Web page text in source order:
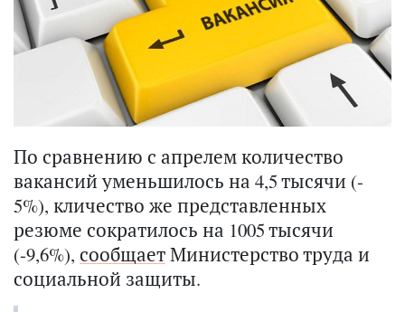
По сравнению с апрелем количество
вакансий уменьшилось на 4,5 тысячи (-
5%), кличество же представленных
резюме сократилось на 1005 тысячи
(-9,6%), сообщаетМинистерство труда и
социальной защиты.